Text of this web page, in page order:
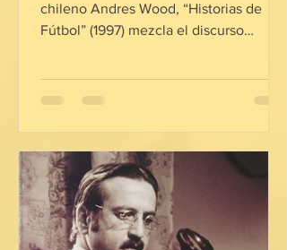
chileno Andres Wood, “Historias de
Fútbol” (1997) mezcla el discurso